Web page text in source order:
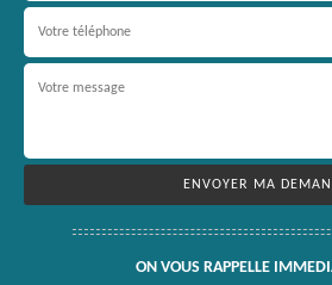
ON VOUS RAPPELLE